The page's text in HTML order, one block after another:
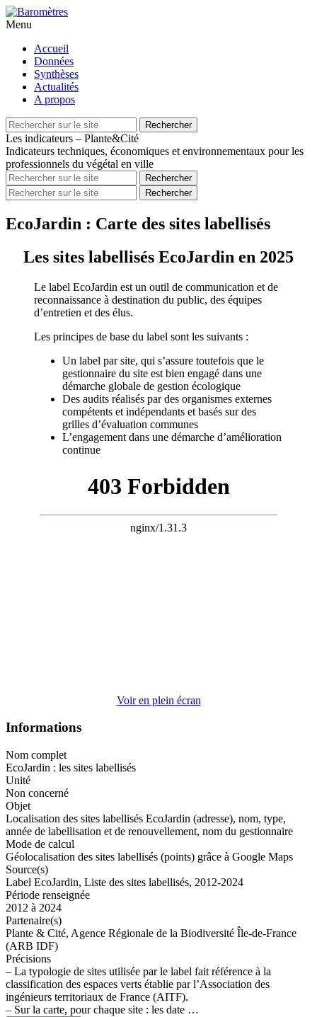
Menu
contenu
principal
Accueil
Données
Synthèses
Actualités
A propos
Recherche
pour
Rechercher
Les indicateurs – Plante&Cité
Indicateurs techniques, économiques et environnementaux pour les
professionnels du végétal en ville
Recherche
pour
Rechercher
Recherche
pour
Rechercher
EcoJardin : Carte des sites labellisés
Les sites labellisés EcoJardin en 2025
Le label EcoJardin est un outil de communication et de
reconnaissance à destination du public, des équipes
d’entretien et des élus.
Les principes de base du label sont les suivants :
Un label par site, qui s’assure toutefois que le
gestionnaire du site est bien engagé dans une
démarche globale de gestion écologique
Des audits réalisés par des organismes externes
compétents et indépendants et basés sur des
grilles d’évaluation communes
L’engagement dans une démarche d’amélioration
continue
Voir en plein écran
Informations
Nom complet
EcoJardin : les sites labellisés
Unité
Non concerné
Objet
Localisation des sites labellisés EcoJardin (adresse), nom, type,
année de labellisation et de renouvellement, nom du gestionnaire
Mode de calcul
Géolocalisation des sites labellisés (points) grâce à Google Maps
Source(s)
Label EcoJardin, Liste des sites labellisés, 2012-2024
Période renseignée
2012 à 2024
Partenaire(s)
Plante & Cité, Agence Régionale de la Biodiversité Île-de-France
(ARB IDF)
Précisions
– La typologie de sites utilisée par le label fait référence à la
classification des espaces verts établie par l’Association des
ingénieurs territoriaux de France (AITF).
– Sur la carte, pour chaque site : les date …